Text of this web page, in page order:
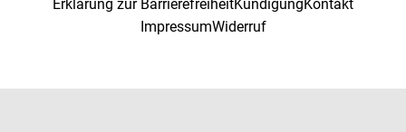
Erklärung zur BarrierefreiheitKündigungKontakt
ImpressumWiderruf